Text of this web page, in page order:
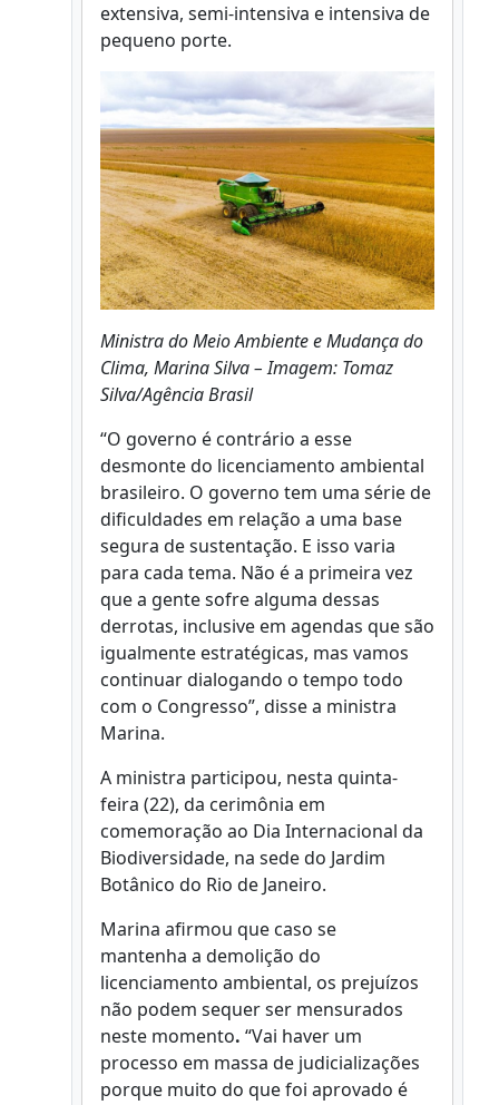
extensiva, semi-intensiva e intensiva de
pequeno porte.
Ministra do Meio Ambiente e Mudança do
Clima, Marina Silva – Imagem: Tomaz
Silva/Agência Brasil
“O governo é contrário a esse
desmonte do licenciamento ambiental
brasileiro. O governo tem uma série de
dificuldades em relação a uma base
segura de sustentação. E isso varia
para cada tema. Não é a primeira vez
que a gente sofre alguma dessas
derrotas, inclusive em agendas que são
igualmente estratégicas, mas vamos
continuar dialogando o tempo todo
com o Congresso”, disse a ministra
Marina.
A ministra participou, nesta quinta-
feira (22), da cerimônia em
comemoração ao Dia Internacional da
Biodiversidade, na sede do Jardim
Botânico do Rio de Janeiro.
Marina afirmou que caso se
mantenha a demolição do
licenciamento ambiental, os prejuízos
não podem sequer ser mensurados
neste momento. “Vai haver um
processo em massa de judicializações
porque muito do que foi aprovado é